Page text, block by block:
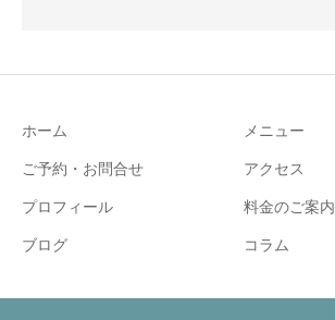
ホーム メニュー
ご予約・お問合せ アクセス
プロフィール 料金のご案内
ブログ コラム